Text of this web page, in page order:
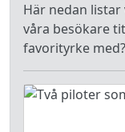
Här nedan
våra besökare
favorityrke med?